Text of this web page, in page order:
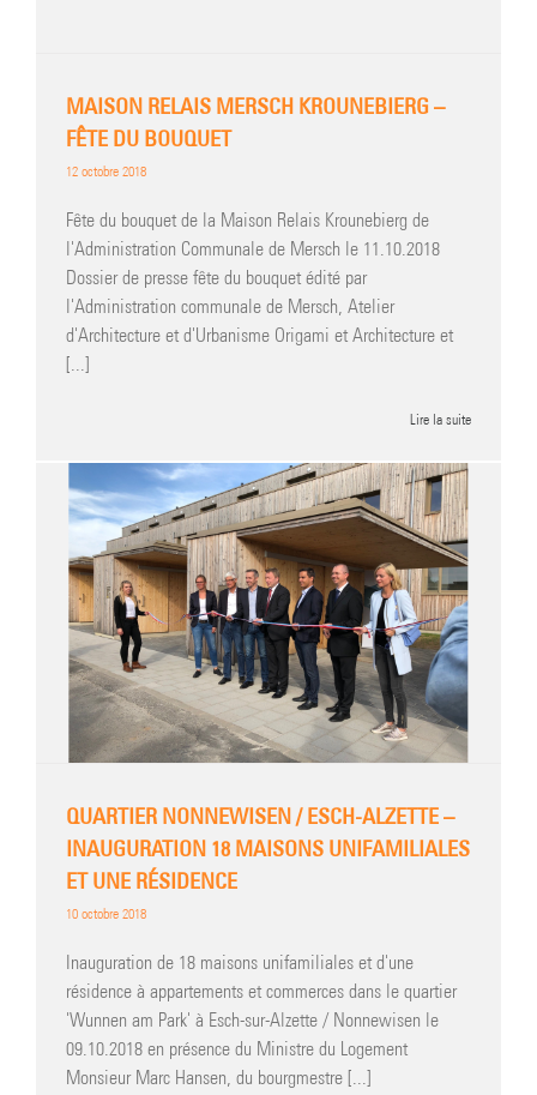
MAISON RELAIS MERSCH KROUNEBIERG –
FÊTE DU BOUQUET
12 octobre 2018
Fête du bouquet de la Maison Relais Krounebierg de
l'Administration Communale de Mersch le 11.10.2018
Dossier de presse fête du bouquet édité par
l'Administration communale de Mersch, Atelier
d'Architecture et d'Urbanisme Origami et Architecture et
[...]
Lire la suite
QUARTIER NONNEWISEN / ESCH-ALZETTE –
INAUGURATION 18 MAISONS UNIFAMILIALES
ET UNE RÉSIDENCE
10 octobre 2018
Inauguration de 18 maisons unifamiliales et d'une
résidence à appartements et commerces dans le quartier
'Wunnen am Park' à Esch-sur-Alzette / Nonnewisen le
09.10.2018 en présence du Ministre du Logement
Monsieur Marc Hansen, du bourgmestre [...]